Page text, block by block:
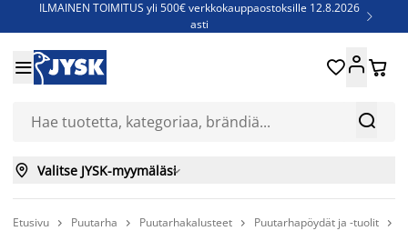
ILMAINEN TOIMITUS yli 500€ verkkokauppaostoksille 12.8.2026
asti

Jenkkisänkyjä - Säästä jopa 60%


 
 Valitse JYSK-myymäläsi
Etusivu  Puutarha  Puutarhakalusteet  Puutarhapöydät ja -tuolit 